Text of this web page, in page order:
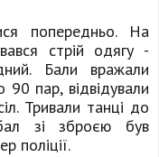
попередньо. На
стрій одягу -
Бали вражали
90 пар, відвідували
Тривали танці до
зі зброєю був
поліції.